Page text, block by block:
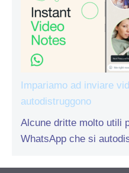
Impariamo ad inviare
autodistruggono
Alcune dritte molto utili
WhatsApp che si